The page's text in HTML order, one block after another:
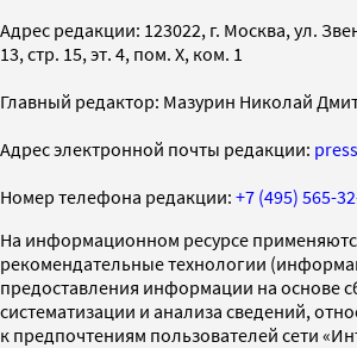
Адрес редакции: 123022, г. Москва, ул.
13, стр. 15, эт. 4, пом. X, ком. 1
Главный редактор: Мазурин Николай
Адрес электронной почты редакции:
Номер телефона редакции: +7 (495) 565-
На информационном ресурсе
рекомендательные технологии
предоставления информации на основе
систематизации и анализа сведений,
к предпочтениям пользователей сети